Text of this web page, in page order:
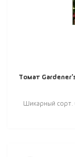
Томат
Шикарный сорт.